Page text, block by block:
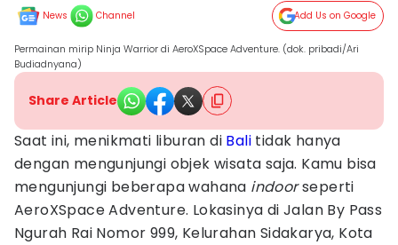
News Channel Add Us on Google
Permainan mirip Ninja Warrior di AeroXSpace Adventure. (dok. pribadi/Ari
Budiadnyana)
Share Article
Saat ini, menikmati liburan di Bali tidak hanya
dengan mengunjungi objek wisata saja. Kamu bisa
mengunjungi beberapa wahana indoorseperti
AeroXSpace Adventure. Lokasinya di Jalan By Pass
Ngurah Rai Nomor 999, Kelurahan Sidakarya, Kota